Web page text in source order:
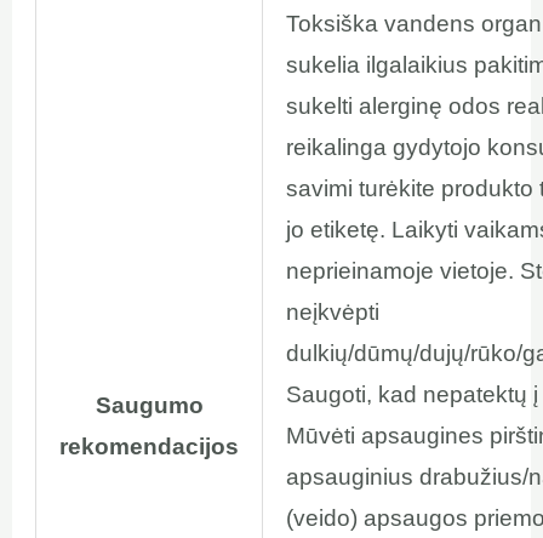
Saugumo
rekomendacijos
Toksiška vandens
sukelia ilgalaikius
sukelti alerginę odos
reikalinga gydytojo
savimi turėkite produkto
jo etiketę. Laikyti
neprieinamoje vietoje.
neįkvėpti
dulkių/dūmų/dujų/rūko/
Saugoti, kad nepatektų
Mūvėti apsaugines
apsauginius drabužius/
(veido) apsaugos